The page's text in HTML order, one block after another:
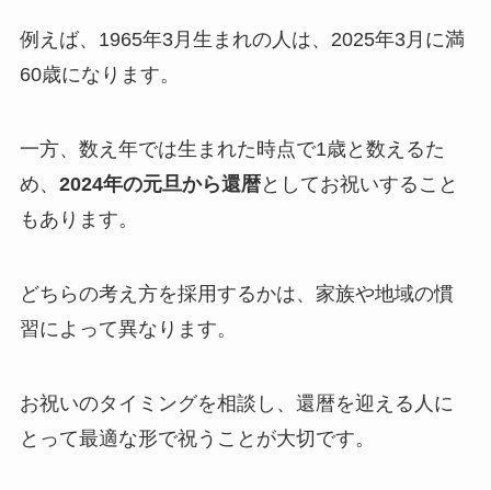
例えば、1965年3月生まれの人は、2025年3月に満
60歳になります。
一方、数え年では生まれた時点で1歳と数えるた
め、 2024年の元旦から還暦としてお祝いすること
もあります。
どちらの考え方を採用するかは、家族や地域の慣
習によって異なります。
お祝いのタイミングを相談し、還暦を迎える人に
とって最適な形で祝うことが大切です。